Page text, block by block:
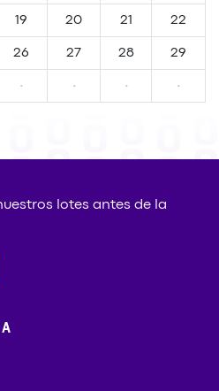
19 20 21 22
26 27 28 29
· · · ·
lotes antes de la